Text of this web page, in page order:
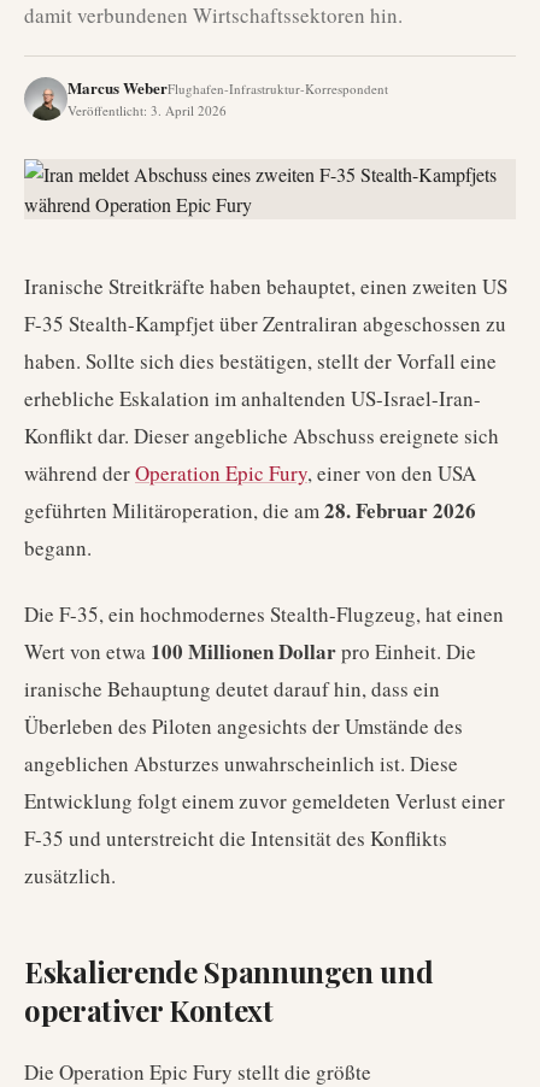
damit verbundenen Wirtschaftssektoren hin.
Marcus WeberFlughafen-Infrastruktur-Korrespondent
Veröffentlicht: 3. April 2026
Iranische Streitkräfte haben behauptet, einen zweiten US
F-35 Stealth-Kampfjet über Zentraliran abgeschossen zu
haben. Sollte sich dies bestätigen, stellt der Vorfall eine
erhebliche Eskalation im anhaltenden US-Israel-Iran-
Konflikt dar. Dieser angebliche Abschuss ereignete sich
während derOperation Epic Fury, einer von den USA
geführten Militäroperation, die am28. Februar 2026
begann.
Die F-35, ein hochmodernes Stealth-Flugzeug, hat einen
Wert von etwa 100 Millionen Dollarpro Einheit. Die
iranische Behauptung deutet darauf hin, dass ein
Überleben des Piloten angesichts der Umstände des
angeblichen Absturzes unwahrscheinlich ist. Diese
Entwicklung folgt einem zuvor gemeldeten Verlust einer
F-35 und unterstreicht die Intensität des Konflikts
zusätzlich.
Eskalierende Spannungen und
operativer Kontext
Die Operation Epic Fury stellt die größte